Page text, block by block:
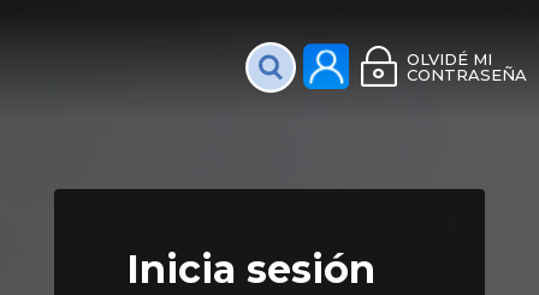
PlataformaOLVIDÉ MI
CONTRASEÑA
Inicia sesión